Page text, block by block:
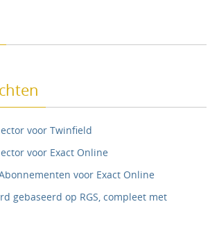
voor Twinfield
voor Exact Online
voor Exact Online
gebaseerd op RGS, compleet met